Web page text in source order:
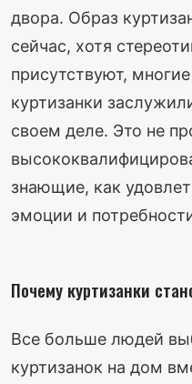
двора. Образ
сейчас, хотя
присутствуют,
куртизанки
своем деле. Это не
знающие, как
эмоции и
Почему куртизанки
Все больше людей
куртизанок на дом